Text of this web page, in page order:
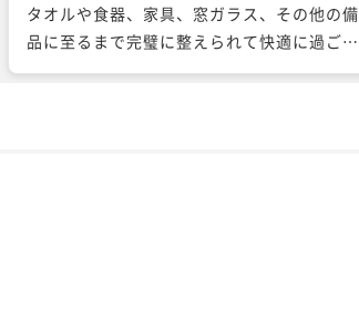
タオルや食器、家具、窓ガラス、その他の備
品に至るまで完璧に整えられて快適に過ごす
事が出来ました。 その中でも1番嬉しかった